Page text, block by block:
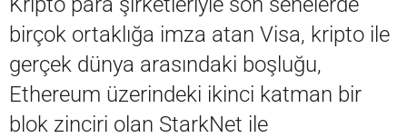
Soru Sor
Contact / İletişim
birçok ortaklığa imza atan Visa, kripto ile
gerçek dünya arasındaki boşluğu,
Ethereum üzerindeki ikinci katman bir
blok zinciri olan StarkNet ile